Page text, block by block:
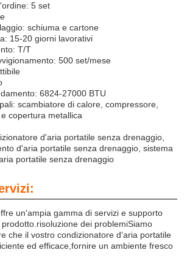
5 set
schiuma e cartone
15-20 giorni lavorativi
T/T
500 set/mese
6824-27000 BTU
scambiatore di calore, compressore,
copertura metallica
d'aria portatile senza drenaggio,
d'aria portatile senza drenaggio, sistema
portatile senza drenaggio
un'ampia gamma di servizi e supporto
dei problemiSiamo
che il vostro condizionatore d'aria portatile
ed efficace,fornire un ambiente fresco